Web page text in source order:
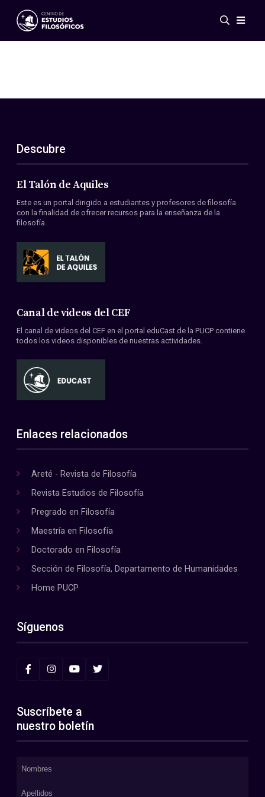
Eventos
ES
EN
Acerca de nosotros
Miembros
Convenios
Descubre
El Talón de Aquiles
Este es un portal dirigido a estudiantes y profesores de filosofía
con la finalidad de ofrecer recursos para la enseñanza de la
filosofía.
Canal de videos del CEF
El canal de videos del CEF en el portal eduCast de la PUCP contiene
todos los videos disponibles de nuestras actividades.
Enlaces relacionados
Areté - Revista de Filosofía
Revista Estudios de Filosofía
Pregrado en Filosofía
Maestría en Filosofía
Doctorado en Filosofía
Sección de Filosofía, Departamento de Humanidades
Home PUCP
Síguenos
Suscríbete a
nuestro boletín